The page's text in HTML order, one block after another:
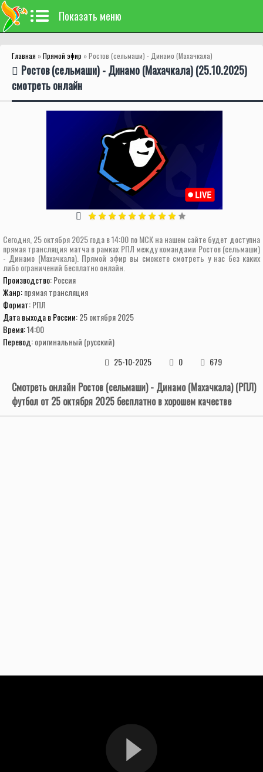
Показать меню
Главная »Прямой эфир » Ростов (сельмаши) - Динамо (Махачкала)
Ростов (сельмаши) - Динамо (Махачкала) (25.10.2025)
смотреть онлайн
Сегодня, 25 октября 2025 года в 14:00 по МСК на нашем сайте будет доступна
прямая трансляция матча в рамках РПЛ между командами Ростов (сельмаши)
- Динамо (Махачкала). Прямой эфир вы сможете смотреть у нас без каких
либо ограничений бесплатно онлайн.
Производство:Россия
Жанр:прямая трансляция
Формат:РПЛ
Дата выхода в России:25 октября 2025
Время:14:00
Перевод:оригинальный (русский)
25-10-2025
0 679
Смотреть онлайн Ростов (сельмаши) - Динамо (Махачкала) (РПЛ)
футбол от 25 октября 2025 бесплатно в хорошем качестве